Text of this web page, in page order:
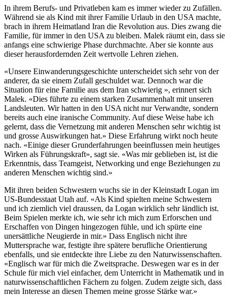
In ihrem Berufs- und Privatleben kam es immer wieder zu Zufällen.
Während sie als Kind mit ihrer Familie Urlaub in den USA machte,
brach in ihrem Heimatland Iran die Revolution aus. Dies zwang die
Familie, für immer in den USA zu bleiben. Malek räumt ein, dass sie
anfangs eine schwierige Phase durchmachte. Aber sie konnte aus
dieser herausfordernden Zeit wertvolle Lehren ziehen.
«Unsere Einwanderungsgeschichte unterscheidet sich sehr von der
anderer, da sie einem Zufall geschuldet war. Dennoch war die
Situation für eine Familie aus dem Iran schwierig », erinnert sich
Malek. «Dies führte zu einem starken Zusammenhalt mit unseren
Landsleuten. Wir hatten in den USA nicht nur Verwandte, sondern
bereits auch eine iranische Community. Auf diese Weise habe ich
gelernt, dass die Vernetzung mit anderen Menschen sehr wichtig ist
und grosse Auswirkungen hat.» Diese Erfahrung wirkt noch heute
nach. «Einige dieser Grunderfahrungen beeinflussen mein heutiges
Wirken als Führungskraft», sagt sie. «Was mir geblieben ist, ist die
Erkenntnis, dass Teamgeist, Networking und enge Beziehungen zu
anderen Menschen wichtig sind.»
Mit ihren beiden Schwestern wuchs sie in der Kleinstadt Logan im
US-Bundesstaat Utah auf. «Als Kind spielten meine Schwestern
und ich ziemlich viel draussen, da Logan wirklich sehr ländlich ist.
Beim Spielen merkte ich, wie sehr ich mich zum Erforschen und
Erschaffen von Dingen hingezogen fühle, und ich spürte eine
unersättliche Neugierde in mir.» Dass Englisch nicht ihre
Muttersprache war, festigte ihre spätere berufliche Orientierung
ebenfalls, und sie entdeckte ihre Liebe zu den Naturwissenschaften.
«Englisch war für mich die Zweitsprache. Deswegen war es in der
Schule für mich viel einfacher, dem Unterricht in Mathematik und in
naturwissenschaftlichen Fächern zu folgen. Zudem zeigte sich, dass
mein Interesse an diesen Themen meine grosse Stärke war.»